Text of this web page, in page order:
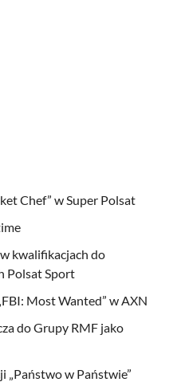
Chef” w Super Polsat
kwalifikacjach do
Polsat Sport
Most Wanted” w AXN
do Grupy RMF jako
„Państwo w Państwie”